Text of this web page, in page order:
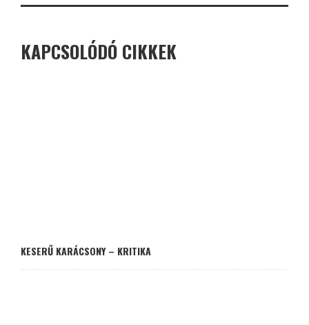
KAPCSOLÓDÓ CIKKEK
KESERŰ KARÁCSONY – KRITIKA